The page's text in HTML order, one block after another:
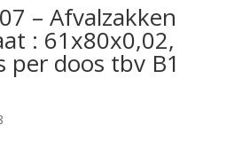
– Afvalzakken
: 61x80x0,02,
per doos tbv B1